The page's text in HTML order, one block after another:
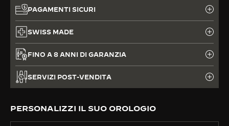
PAGAMENTI SICURI
SWISS MADE
FINO A 8 ANNI DI GARANZIA
SERVIZI POST-VENDITA
PERSONALIZZI IL SUO OROLOGIO